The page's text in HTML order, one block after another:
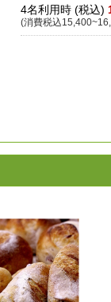
4名利用時 (税込)
(消費税込